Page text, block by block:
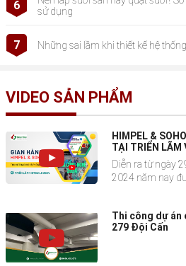
6
sử dụng
7 Những sai lầm khi thiết kế hệ
VIDEO SẢN PHẨM
HIMPEL &
TẠI TRIỂN LÃM
Diễn ra từ ngày
2024 năm nay
trăm lượt tham
và giới báo chí cả
Thi công dự án
279 Đội Cấn